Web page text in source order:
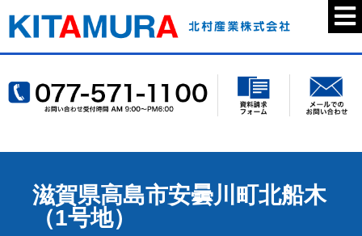
滋賀県高島市安曇川町北船木
（1号地）